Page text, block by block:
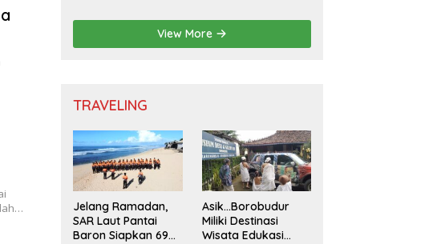
Generasi Muda
View More
TRAVELING
Jelang Ramadan,
SAR Laut Pantai
Baron Siapkan 69
Asik…Borobudur
Miliki Destinasi
Wisata Edukasi